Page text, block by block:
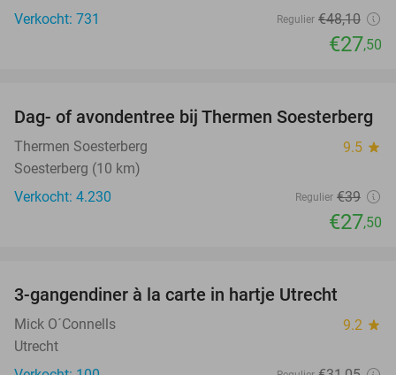
Verkocht: 731
Regulier €48,10
€27,50
29%
Dag- of avondentree bij Thermen Soesterberg
Thermen Soesterberg 9.5 star
Soesterberg (10 km)
Verkocht: 4.230
Regulier €39
€27,50
3-gangendiner à la carte in hartje Utrecht
Mick O´Connells 9.2 star
Utrecht